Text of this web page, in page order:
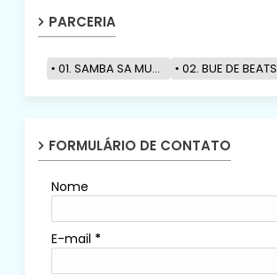
PARCERIA
01. SAMBA SA MUZIK 02. BUE DE BEATS
FORMULÁRIO DE CONTATO
Nome
E-mail *